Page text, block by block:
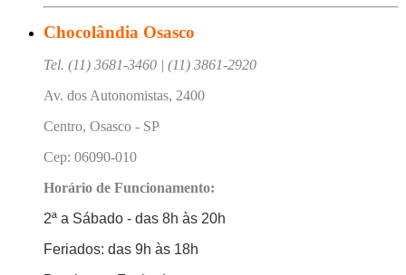
Chocolândia Osasco
Tel. (11) 3681-3460 | (11) 3861-2920
Av. dos Autonomistas, 2400
Centro, Osasco - SP
Cep: 06090-010
Horário de Funcionamento:
2ª a Sábado - das 8h às 20h
Feriados: das 9h às 18h